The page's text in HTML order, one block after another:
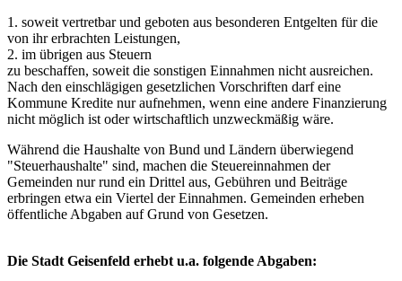
1. soweit vertretbar und geboten aus besonderen Entgelten für die
von ihr erbrachten Leistungen,
2. im übrigen aus Steuern
zu beschaffen, soweit die sonstigen Einnahmen nicht ausreichen.
Nach den einschlägigen gesetzlichen Vorschriften darf eine
Kommune Kredite nur aufnehmen, wenn eine andere Finanzierung
nicht möglich ist oder wirtschaftlich unzweckmäßig wäre.
Während die Haushalte von Bund und Ländern überwiegend
"Steuerhaushalte" sind, machen die Steuereinnahmen der
Gemeinden nur rund ein Drittel aus, Gebühren und Beiträge
erbringen etwa ein Viertel der Einnahmen. Gemeinden erheben
öffentliche Abgaben auf Grund von Gesetzen.
Die Stadt Geisenfeld erhebt u.a. folgende Abgaben: